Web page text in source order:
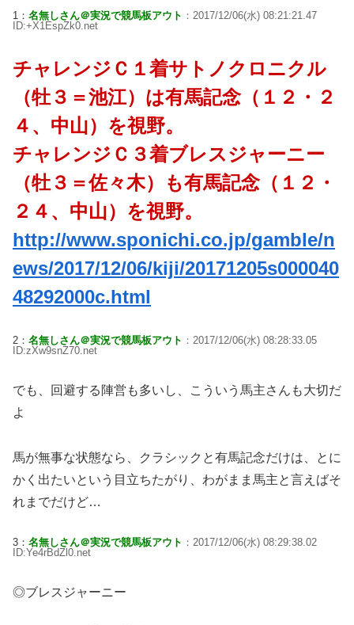
1： 名無しさん＠実況で競馬板アウト ：2017/12/06(水) 08:21:21.47
ID:+X1EspZk0.net
チャレンジＣ１着サトノクロニクル
（牡３＝池江）は有馬記念（１２・２
４、中山）を視野。
チャレンジＣ３着ブレスジャーニー
（牡３＝佐々木）も有馬記念（１２・
２４、中山）を視野。
http://www.sponichi.co.jp/gamble/n
ews/2017/12/06/kiji/20171205s000040
48292000c.html
2： 名無しさん＠実況で競馬板アウト ：2017/12/06(水) 08:28:33.05
ID:zXw9snZ70.net
でも、回避する陣営も多いし、こういう馬主さんも大切だ
よ
馬が無事な状態なら、クラシックと有馬記念だけは、とに
かく出たいという目立ちたがり、わがまま馬主と言えばそ
れまでだけど…
3： 名無しさん＠実況で競馬板アウト ：2017/12/06(水) 08:29:38.02
ID:Ye4rBdZl0.net
◎ブレスジャーニー